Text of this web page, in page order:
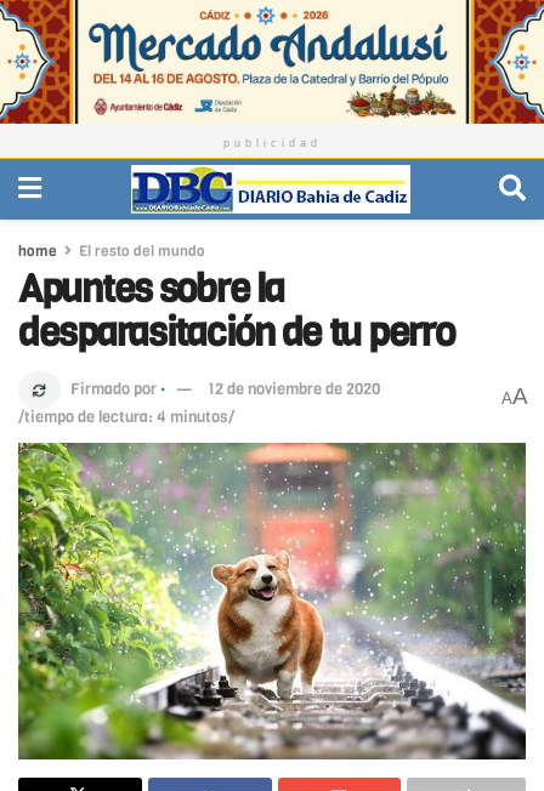
publicidad
home El resto del mundo
Apuntes sobre la
desparasitación de tu perro
Firmado por ·
12 de noviembre de 2020
/tiempo de lectura: 4 minutos/
AA